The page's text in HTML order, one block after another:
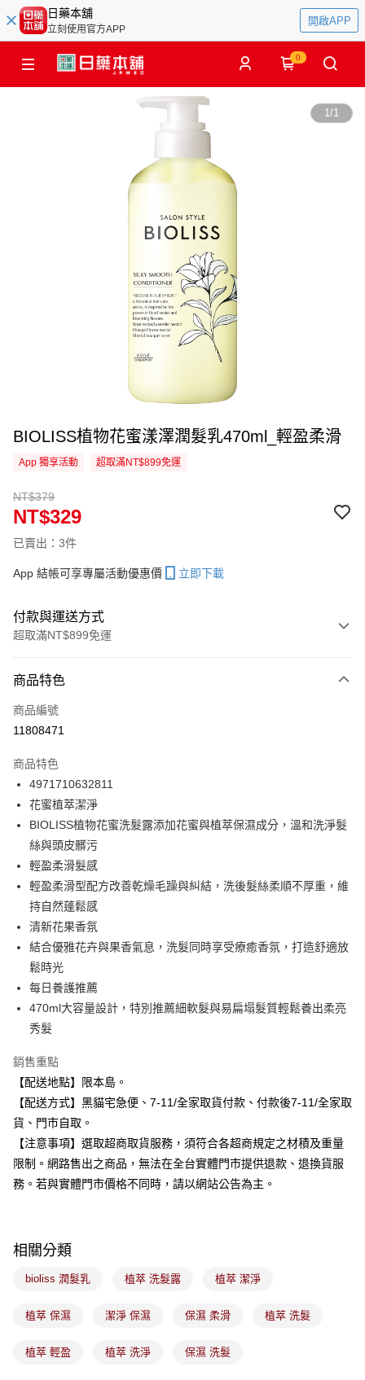
日藥本舖
立刻使用官方APP
開啟APP
0
1/1
BIOLISS植物花蜜漾澤潤髮乳470ml_輕盈柔滑
App 獨享活動 超取滿NT$899免運
NT$379
NT$329
已賣出：3件
App 結帳可享專屬活動優惠價 立即下載
付款與運送方式
超取滿NT$899免運
信用卡一次付款
信用卡分期付款
合作金庫商業銀行
華南商業銀行
上海商業儲蓄銀行
國泰世華商業銀行
兆豐國際商業銀行
臺灣中小企業銀行
匯豐（台灣）商業銀行
聯邦商業銀行
元大商業銀行
永豐商業銀行
玉山商業銀行
台新國際商業銀行
台灣樂天信用卡公司
LINE Pay
Apple Pay
街口支付
Google Pay
大哥付你分期
相關說明
【大哥付你分期使用說明】
2.付款方式選擇「大哥付你分期」，訂單成立後會自動跳轉到大哥付的交易
流程，驗證手機門號後，選擇欲分期的期數、繳款截止日，確認付款後即完
成交易。
3.實際核准額度、可分期數及費用金額請依後續交易確認頁面所載為準。
消。如遇「轉專審核」未通過狀況，表示未達大哥付你分期系統評分，恕無
法說明評估內容。
【繳款方式說明】
1.分期款項不併入電信帳單，「大哥付你分期」於每月結算日後寄送繳費提
醒簡訊。
【注意事項】
1.本服務係由「台灣大哥大股份有限公司」（以下簡稱本公司）所提供，讓
用戶於交易時，得透過本服務購買商品或服務，並由商店將買賣／分期付款
資料（包含姓名、電話或地址）提供予台灣大哥大進項蒐集、處理及利用，
3.完整用戶服務條款，請詳閱以下連結：https://oppay.tw/userRule
ATM付款
運送方式
全家取貨付款
每筆NT$100，滿NT$899(含以上)免運費
付款後全家取貨
每筆NT$100，滿NT$899(含以上)免運費
付款後7-11取貨
每筆NT$100，滿NT$899(含以上)免運費
宅配
商品特色
商品編號
11808471
商品特色
4971710632811
花蜜植萃潔淨
BIOLISS植物花蜜洗髮露添加花蜜與植萃保濕成分，溫和洗淨髮
絲與頭皮髒污
輕盈柔滑髮感
輕盈柔滑型配方改善乾燥毛躁與糾結，洗後髮絲柔順不厚重，維
持自然蓬鬆感
清新花果香氛
結合優雅花卉與果香氣息，洗髮同時享受療癒香氛，打造舒適放
鬆時光
每日養護推薦
470ml大容量設計，特別推薦細軟髮與易扁塌髮質輕鬆養出柔亮
秀髮
銷售重點
【配送地點】限本島。
【配送方式】黑貓宅急便、7-11/全家取貨付款、付款後7-11/全家取
貨、門市自取。
【注意事項】選取超商取貨服務，須符合各超商規定之材積及重量
限制。網路售出之商品，無法在全台實體門市提供退款、退換貨服
務。若與實體門市價格不同時，請以網站公告為主。
相關分類
bioliss 潤髮乳 植萃 洗髮露 植萃 潔淨
植萃 保濕 潔淨 保濕 保濕 柔滑 植萃 洗髮
植萃 輕盈 植萃 洗淨 保濕 洗髮